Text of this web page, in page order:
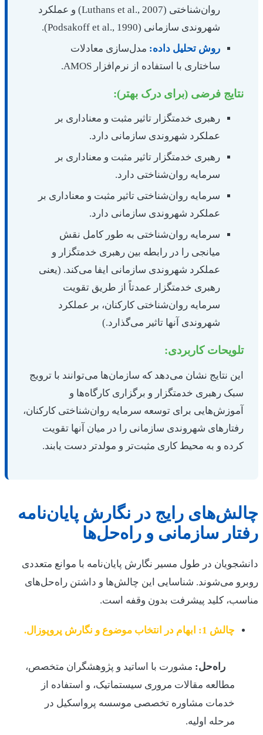
روان‌شناختی (Luthans et al., 2007) و عملکرد
شهروندی سازمانی (Podsakoff et al., 1990).
روش تحلیل داده: مدل‌سازی معادلات
ساختاری با استفاده از نرم‌افزار AMOS.
نتایج فرضی (برای درک بهتر):
رهبری خدمتگزار تاثیر مثبت و معناداری بر
عملکرد شهروندی سازمانی دارد.
رهبری خدمتگزار تاثیر مثبت و معناداری بر
سرمایه روان‌شناختی دارد.
سرمایه روان‌شناختی تاثیر مثبت و معناداری بر
عملکرد شهروندی سازمانی دارد.
سرمایه روان‌شناختی به طور کامل نقش
میانجی را در رابطه بین رهبری خدمتگزار و
عملکرد شهروندی سازمانی ایفا می‌کند. (یعنی
رهبری خدمتگزار عمدتاً از طریق تقویت
سرمایه روان‌شناختی کارکنان، بر عملکرد
شهروندی آنها تاثیر می‌گذارد.)
تلویحات کاربردی:
این نتایج نشان می‌دهد که سازمان‌ها می‌توانند با ترویج
سبک رهبری خدمتگزار و برگزاری کارگاه‌ها و
آموزش‌هایی برای توسعه سرمایه روان‌شناختی کارکنان،
رفتارهای شهروندی سازمانی را در میان آنها تقویت
کرده و به محیط کاری مثبت‌تر و مولدتر دست یابند.
چالش‌های رایج در نگارش پایان‌نامه
رفتار سازمانی و راه‌حل‌ها
دانشجویان در طول مسیر نگارش پایان‌نامه با موانع متعددی
روبرو می‌شوند. شناسایی این چالش‌ها و داشتن راه‌حل‌های
مناسب، کلید پیشرفت بدون وقفه است.
چالش 1: ابهام در انتخاب موضوع و نگارش پروپوزال.
راه‌حل: مشورت با اساتید و پژوهشگران متخصص،
مطالعه مقالات مروری سیستماتیک، و استفاده از
خدمات مشاوره تخصصی موسسه پرواسکیل در
مرحله اولیه.